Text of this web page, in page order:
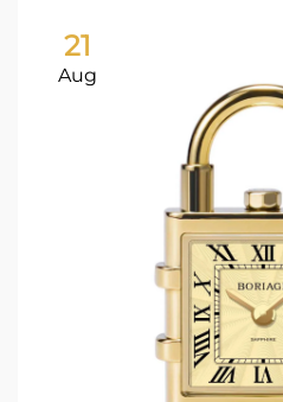
21
Aug